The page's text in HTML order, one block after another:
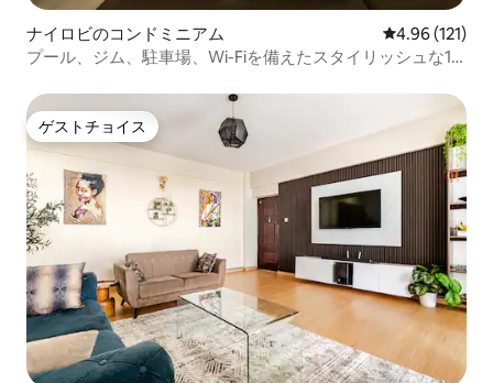
ナイロビのコンドミニアム レビュー121
4.96 (121)
プール、ジム、駐車場、Wi-Fiを備えたスタイリッシュな1
ゲストチョイス
ゲストチョイス